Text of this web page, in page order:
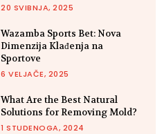
20 SVIBNJA, 2025
Wazamba Sports Bet: Nova
Dimenzija Klađenja na
Sportove
6 VELJAČE, 2025
What Are the Best Natural
Solutions for Removing Mold?
1 STUDENOGA, 2024